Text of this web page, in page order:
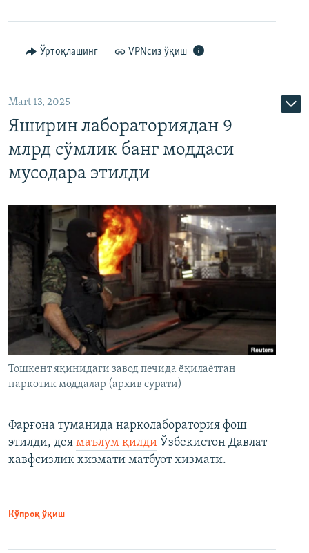
Ўртоқлашинг VPNсиз ўқиш
Mart 13, 2025
Яширин лабораториядан 9
млрд сўмлик банг моддаси
мусодара этилди
Тошкент яқинидаги завод печида ёқилаётган
наркотик моддалар (архив сурати)
Фарғона туманида нарколаборатория фош
этилди, дея маълум қилди Ўзбекистон Давлат
хавфсизлик хизмати матбуот хизмати.
Кўпроқ ўқиш